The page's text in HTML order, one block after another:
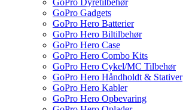
GoPro Dyretilbehør
GoPro Gadgets
GoPro Hero Batterier
GoPro Hero Biltilbehør
GoPro Hero Case
GoPro Hero Combo Kits
GoPro Hero Cykel/MC Tilbehør
GoPro Hero Håndholdt & Stativer
GoPro Hero Kabler
GoPro Hero Opbevaring